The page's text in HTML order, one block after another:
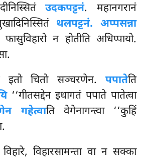
उदकपट्टनं. महानगरानं
थलपट्टनं. अप्पसन्ना
न होतीति अधिप्पायो.
इतो चितो सञ्चरणेन. पपातेति
‘‘गीतसद्देन इधागतं पपाते पातेत्वा
गहेत्वाति वेगेनागन्त्वा ‘‘कुहिं
विहारसामन्ता वा न सक्का